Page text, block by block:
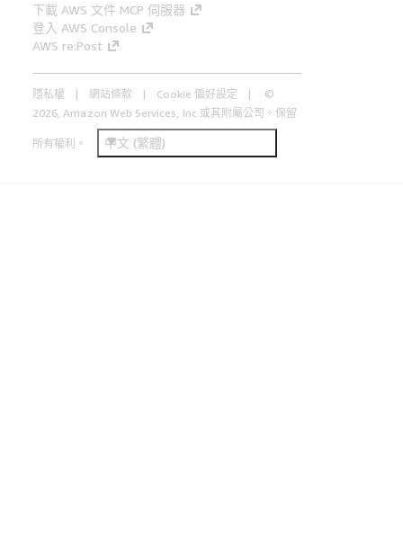
下載 AWS 文件 MCP 伺服器
登入 AWS Console
AWS re:Post
隱私權 網站條款 Cookie 偏好設定
©
2026, Amazon Web Services, Inc.或其附屬公司。保留
所有權利。 中文 (繁體)